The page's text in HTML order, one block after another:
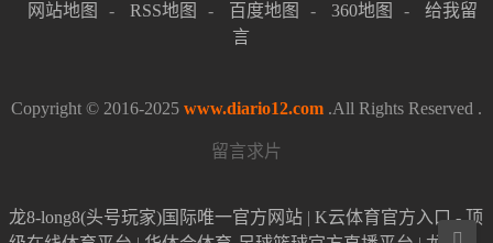
网站地图 - RSS地图 - 百度地图 - 360地图 -
给我留
言
Copyright © 2016-2025 www.diario12.com .All Rights Reserved .
留言求片

龙8-long8(头号玩家)国际唯一官方网站 | K云体育官方入口 - 顶